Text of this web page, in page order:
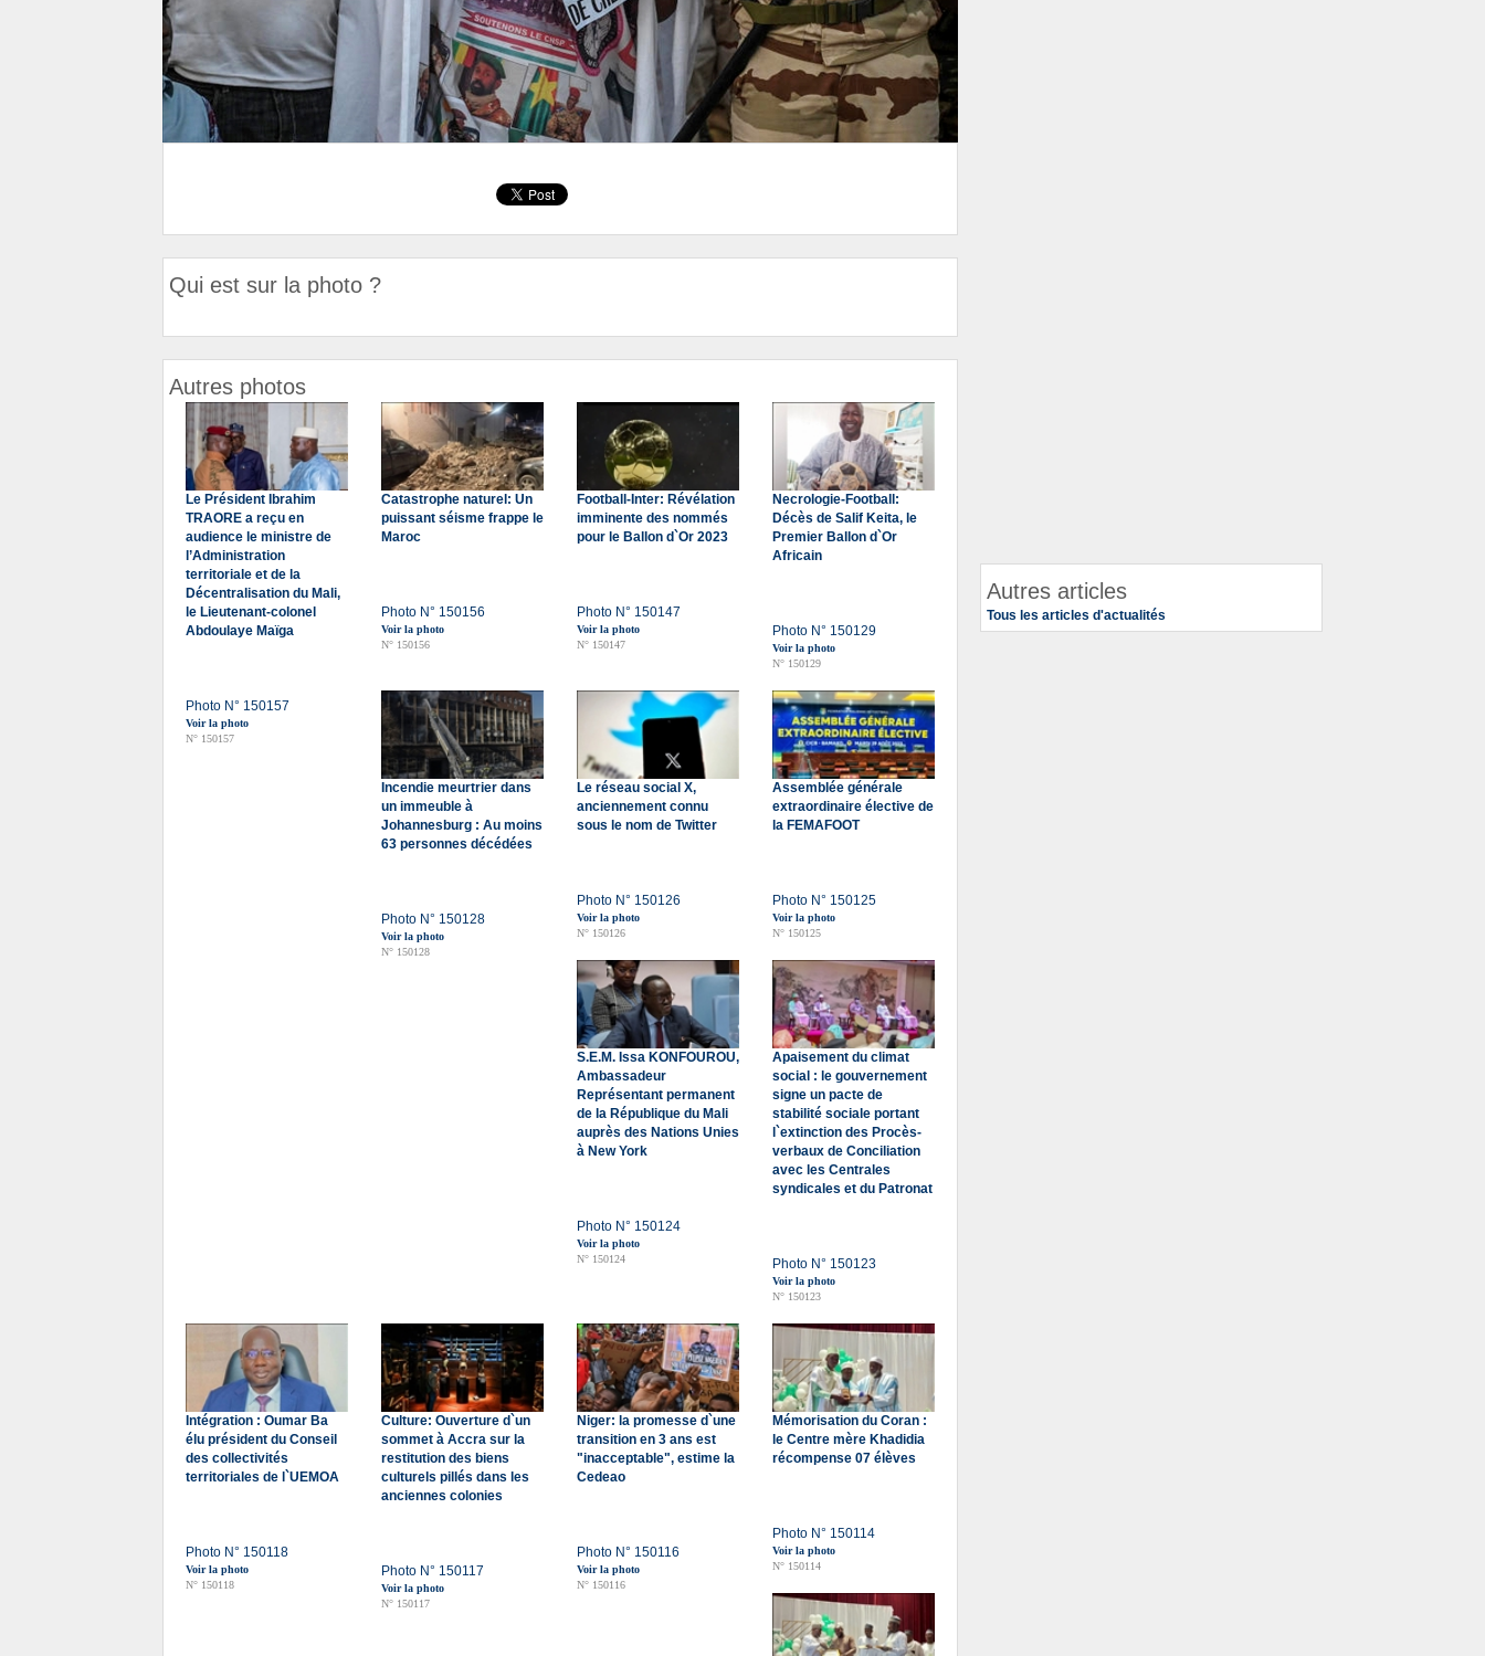
Qui est sur la photo ?
Autres photos
Le Président Ibrahim
TRAORE a reçu en
audience le ministre de
l’Administration
territoriale et de la
Décentralisation du Mali,
le Lieutenant-colonel
Abdoulaye Maïga
Photo N° 150157
Voir la photo
N° 150157
Catastrophe naturel: Un
puissant séisme frappe le
Maroc
Photo N° 150156
Voir la photo
N° 150156
Football-Inter: Révélation
imminente des nommés
pour le Ballon d`Or 2023
Photo N° 150147
Voir la photo
N° 150147
Necrologie-Football:
Décès de Salif Keita, le
Premier Ballon d`Or
Africain
Photo N° 150129
Voir la photo
N° 150129
Incendie meurtrier dans
un immeuble à
Johannesburg : Au moins
63 personnes décédées
Photo N° 150128
Voir la photo
N° 150128
Le réseau social X,
anciennement connu
sous le nom de Twitter
Photo N° 150126
Voir la photo
N° 150126
Assemblée générale
extraordinaire élective de
la FEMAFOOT
Photo N° 150125
Voir la photo
N° 150125
S.E.M. Issa KONFOUROU,
Ambassadeur
Représentant permanent
de la République du Mali
auprès des Nations Unies
à New York
Photo N° 150124
Voir la photo
N° 150124
Apaisement du climat
social : le gouvernement
signe un pacte de
stabilité sociale portant
l`extinction des Procès-
verbaux de Conciliation
avec les Centrales
syndicales et du Patronat
Photo N° 150123
Voir la photo
N° 150123
Intégration : Oumar Ba
élu président du Conseil
des collectivités
territoriales de l`UEMOA
Photo N° 150118
Voir la photo
N° 150118
Culture: Ouverture d`un
sommet à Accra sur la
restitution des biens
culturels pillés dans les
anciennes colonies
Photo N° 150117
Voir la photo
N° 150117
Niger: la promesse d`une
transition en 3 ans est
"inacceptable", estime la
Cedeao
Photo N° 150116
Voir la photo
N° 150116
Mémorisation du Coran :
le Centre mère Khadidia
récompense 07 élèves
Photo N° 150114
Voir la photo
N° 150114
Autres articles
Tous les articles d'actualités